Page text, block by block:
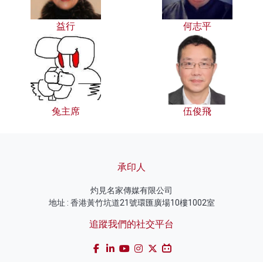
益行 何志平
兔主席 伍俊飛
承印人
灼見名家傳媒有限公司
地址 : 香港黃竹坑道21號環匯廣場10樓1002室
追蹤我們的社交平台